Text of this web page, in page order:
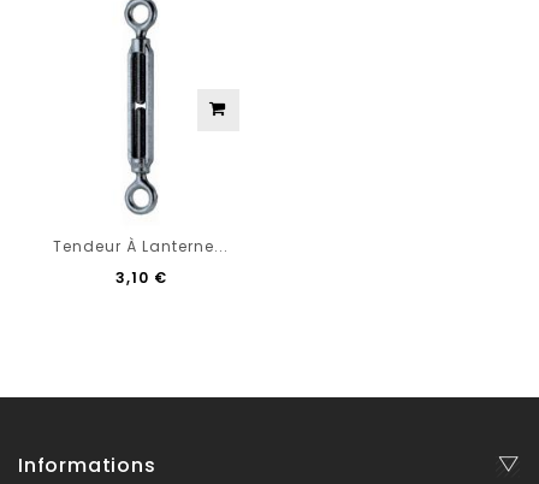
Tendeur À Lanterne...
3,10 €
Informations